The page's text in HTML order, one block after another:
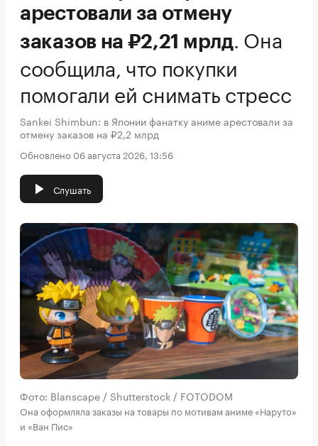
арестовали за отмену
заказов на ₽2,21 мрлд. Она
сообщила, что покупки
помогали ей снимать стресс
Sankei Shimbun: в Японии фанатку аниме арестовали за
отмену заказов на ₽2,2 млрд
Обновлено 06 августа 2026, 13:56
Слушать
Фото: Blanscape / Shutterstock / FOTODOM
Она оформляла заказы на товары по мотивам аниме «Наруто»
и «Ван Пис»